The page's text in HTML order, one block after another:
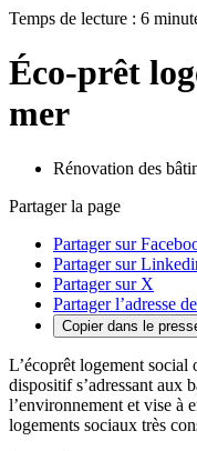
Temps de lecture : 6
Éco-prêt
mer
Rénovation des
Partager la page
Partager sur
Partager sur
Partager sur X
Partager l’adresse
Copier dans le
L’écoprêt logement social
dispositif s’adressant aux
l’environnement et vise à
logements sociaux très